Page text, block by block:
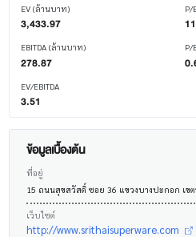
EV (ล้านบาท)
3,433.97
EBITDA (ล้านบาท)
278.87
EV/EBITDA
3.51
P/
P/
ข้อมูลเบื้องต้น
ที่อยู่
15 ถนนสุขสวัสดิ์ ซอย 36 แขวงบางปะกอก เข
เว็บไซต์
http://www.srithaisuperware.com